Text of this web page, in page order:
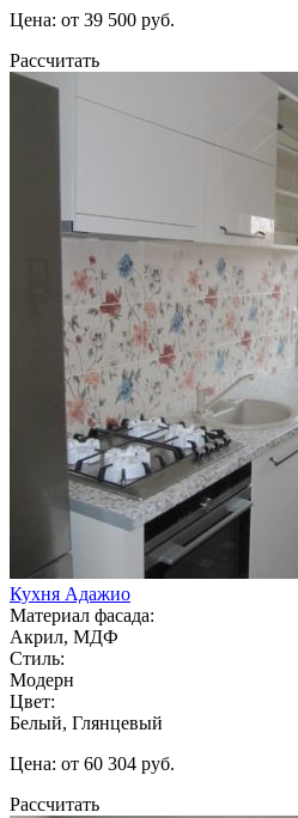
Цена: от 39 500 руб.
Рассчитать
Кухня Адажио
Материал фасада:
Акрил, МДФ
Стиль:
Модерн
Цвет:
Белый, Глянцевый
Цена: от 60 304 руб.
Рассчитать